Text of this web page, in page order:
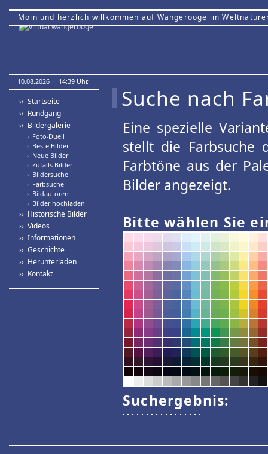
Moin und herzlich willkommen auf Wangerooge im
10.08.2026 · 14:39 Uhr.
›› Startseite
›› Rundgang
›› Bildergalerie
› Foto-Duell
› Beste Bilder
› Neue Bilder
› Zufalls-Bilder
› Bildersuche
› Farbsuche
› Bildautoren
› Bilder hochladen
›› Historische Bilder
›› Videos
›› Informationen
›› Geschichte
›› Herunterladen
›› Kontakt
Suche nach
Eine spezielle
stellt die Farbsuche
Farbtöne aus der
Bilder angezeigt.
Bitte wählen Sie
Suchergebnis: